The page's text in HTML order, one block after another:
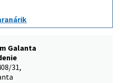
Galanta
31,